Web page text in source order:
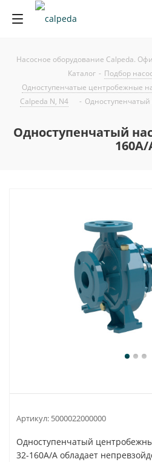
Насосное оборудование Calpeda.
Каталог - Подбор
Одноступенчатые центробежные
Calpeda N, N4
- Одноступенчатый
Одноступенчатый
160A/
Артикул: 5000022000000
Одноступенчатый
32-160A/A обладает